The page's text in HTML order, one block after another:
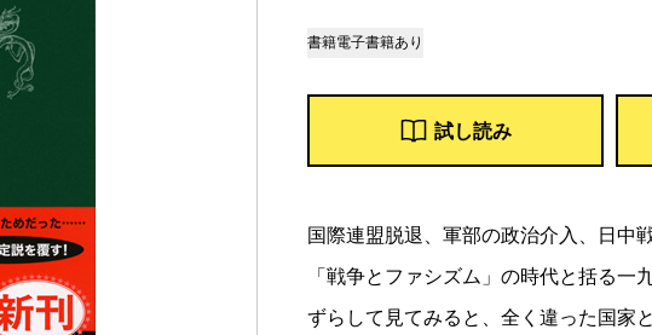
書籍電子書籍あり
試し読み
国際連盟脱退、軍部の政治介入、日
「戦争とファシズム」の時代と括る一
ずらして見てみると、全く違った国家